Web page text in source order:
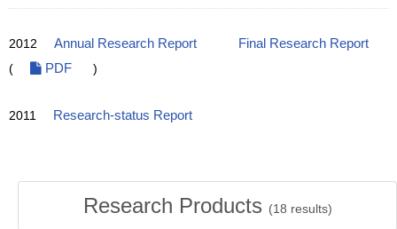
2012 Annual Research Report
Final Research Report
(
PDF )
2011 Research-status Report
Research Products (18 results)